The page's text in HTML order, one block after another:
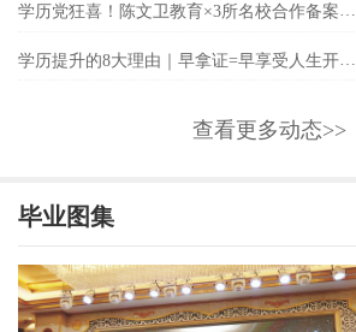
学历党狂喜！陈文卫教育×3所名校合作备案成功！
查看更多动态>>
毕业图集